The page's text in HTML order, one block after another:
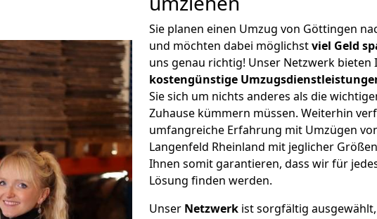
Sie planen einen Umzug von Göttingen
und möchten dabei möglichstviel Geld
uns genau richtig! Unser Netzwerk bieten
kostengünstige
Sie sich um nichts anderes als die
Zuhause kümmern müssen. Weiterhin
umfangreiche Erfahrung mit Umzügen
Langenfeld Rheinland mit jeglicher
Ihnen somit garantieren, dass wir für
Lösung finden werden.
Unser Netzwerk ist sorgfältig